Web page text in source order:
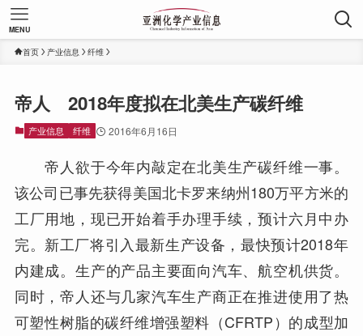
MENU
首页 产业信息 纤维
帝人 2018年度拟在北美生产碳纤维
产业信息 纤维 2016年6月16日
帝人欲于今年内敲定在北美生产碳纤维一事。
该公司已事先获得美国北卡罗来纳州180万平方米的
工厂用地，现已开始着手办理手续，预计六月中办
完。新工厂将引入最新生产设备，最快预计2018年
内建成。生产的产品主要面向汽车、航空机供货。
同时，帝人还与几家汽车生产商正在推进使用了热
可塑性树脂的碳纤维增强塑料（CFRTP）的成型加